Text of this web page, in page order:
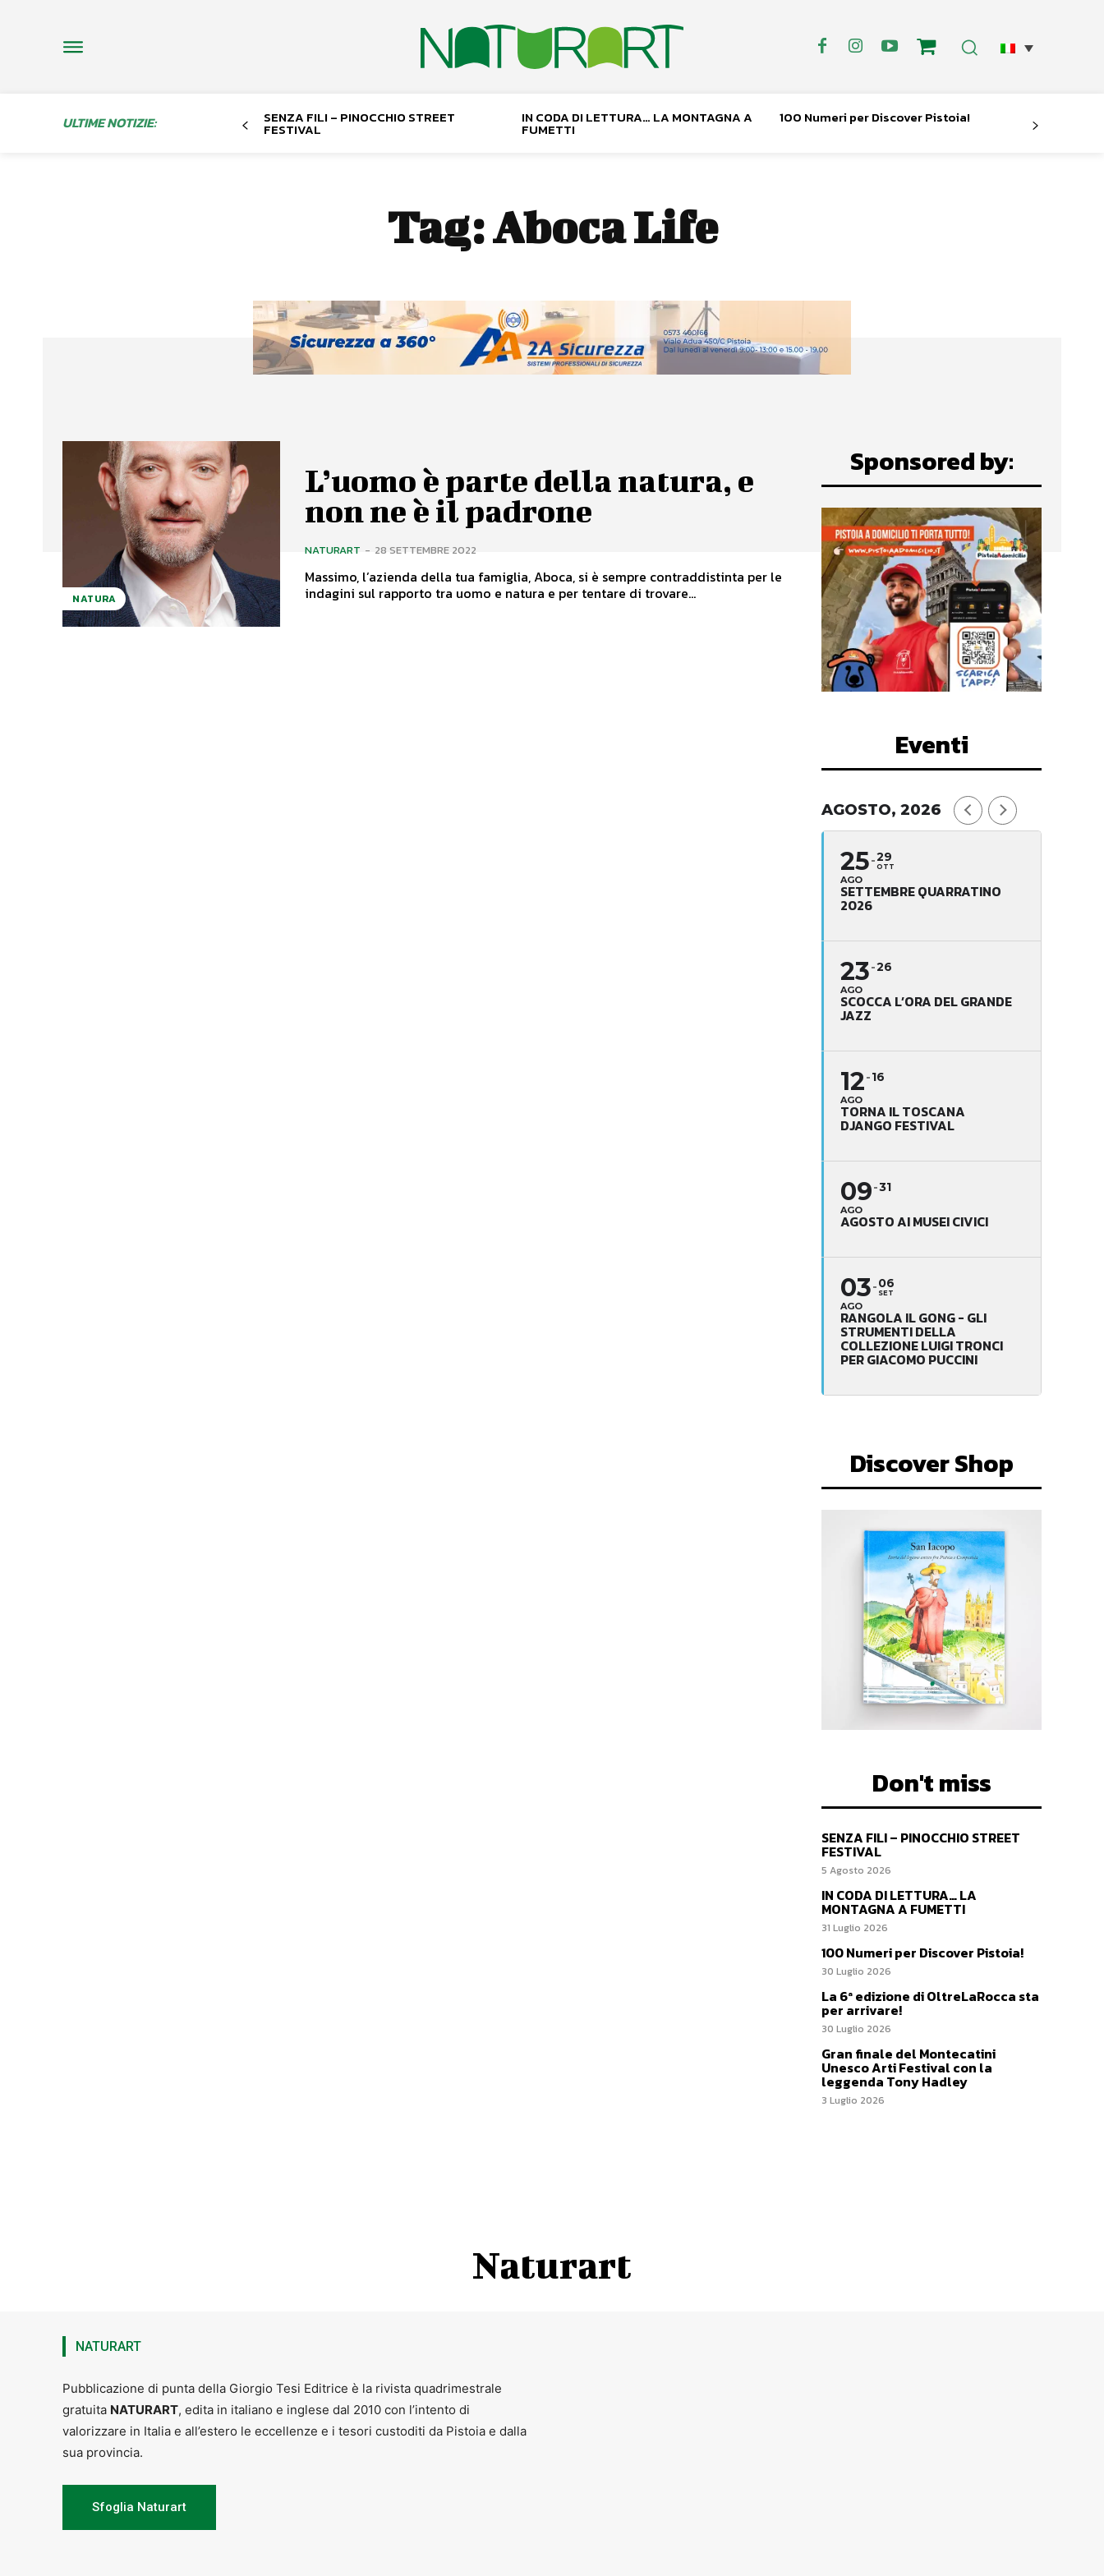
ULTIME NOTIZIE: SENZA FILI – PINOCCHIO STREET
FESTIVAL
IN CODA DI LETTURA… LA MONTAGNA A
FUMETTI
100 Numeri per Discover Pistoia!
Tag:Aboca Life
NATURA
L’uomo è parte della natura, e
non ne è il padrone
NATURART - 28 SETTEMBRE 2022
Massimo, l’azienda della tua famiglia, Aboca, si è sempre contraddistinta per le
indagini sul rapporto tra uomo e natura e per tentare di trovare...
Sponsored by:
Eventi
AGOSTO, 2026
25
AGO
29
OTT
SETTEMBRE QUARRATINO
2026
23
AGO
26
SCOCCA L’ORA DEL GRANDE
JAZZ
12
AGO
16
TORNA IL TOSCANA
DJANGO FESTIVAL
09
AGO
31
AGOSTO AI MUSEI CIVICI
03
AGO
06
SET
RANGOLA IL GONG - GLI
STRUMENTI DELLA
COLLEZIONE LUIGI TRONCI
PER GIACOMO PUCCINI
Discover Shop
Don't miss
SENZA FILI – PINOCCHIO STREET
FESTIVAL
5 Agosto 2026
IN CODA DI LETTURA… LA
MONTAGNA A FUMETTI
31 Luglio 2026
100 Numeri per Discover Pistoia!
30 Luglio 2026
La 6ª edizione di OltreLaRocca sta
per arrivare!
30 Luglio 2026
Gran finale del Montecatini
Unesco Arti Festival con la
leggenda Tony Hadley
3 Luglio 2026
Naturart
NATURART
Pubblicazione di punta della Giorgio Tesi Editrice è la rivista quadrimestrale
gratuita NATURART, edita in italiano e inglese dal 2010 con l’intento di
valorizzare in Italia e all’estero le eccellenze e i tesori custoditi da Pistoia e dalla
sua provincia.
Sfoglia Naturart